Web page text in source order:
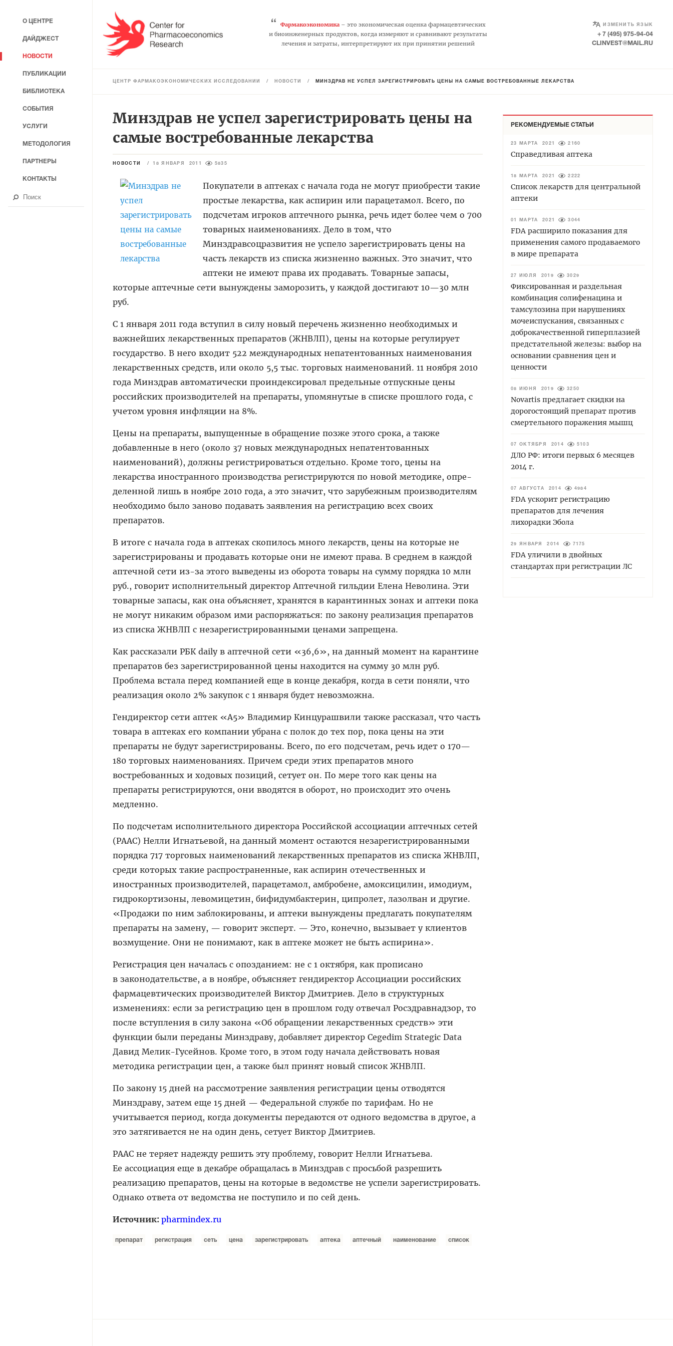
“ Фармакоэкономика– это экономическая оценка фармацевтических
и биоинженерных продуктов, когда измеряют и сравнивают результаты
лечения и затраты, интерпретируют их при принятии решений
ИЗМЕНИТЬ ЯЗЫК
SELECT LANGUAGE
+ 7 (495) 975-94-04
CLINVEST@MAIL.RU
ЦЕНТР ФАРМАКОЭКОНОМИЧЕСКИХ ИССЛЕДОВАНИЙ / НОВОСТИ / МИНЗДРАВ НЕ УСПЕЛ ЗАРЕГИСТРИРОВАТЬ ЦЕНЫ НА САМЫЕ ВОСТРЕБОВАННЫЕ ЛЕКАРСТВА
Минздрав не успел зарегистрировать цены на
самые востребованные лекарства
НОВОСТИ / 18 ЯНВАРЯ 2011 5835
Покупатели в аптеках с начала года не могут приобрести такие
простые лекарства, как аспирин или парацетамол. Всего, по
подсчетам игроков аптечного рынка, речь идет более чем о 700
товарных наименованиях. Дело в том, что
Минздравсоцразвития не успело зарегистрировать цены на
часть лекарств из списка жизненно важных. Это значит, что
аптеки не имеют права их продавать. Товарные запасы,
которые аптечные сети вынуждены заморозить, у каждой достигают 10—30 млн
руб.
С 1 января 2011 года вступил в силу новый перечень жизненно необходимых и
важнейших лекарственных препаратов (ЖНВЛП), цены на которые регулирует
государство. В него входит 522 международных непатентованных наименования
лекарственных средств, или около 5,5 тыс. торговых наименований. 11 ноября 2010
года Минздрав автоматически проиндексировал предельные отпускные цены
российских производителей на препараты, упомянутые в списке прошлого года, с
учетом уровня инфляции на 8%.
Цены на препараты, выпущенные в обращение позже этого срока, а также
добавленные в него (около 37 новых международных непатентованных
наименований), должны регистрироваться отдельно. Кроме того, цены на
лекарства иностранного производства регистрируются по новой методике, опре­
деленной лишь в ноябре 2010 года, а это значит, что зарубежным производителям
необходимо было заново подавать заявления на регистрацию всех своих
препаратов.
В итоге с начала года в аптеках скопилось много лекарств, цены на которые не
зарегистрированы и продавать которые они не имеют права. В среднем в каждой
аптечной сети из-за этого выведены из оборота товары на сумму порядка 10 млн
руб., говорит исполнительный директор Аптечной гильдии Елена Неволина. Эти
товарные запасы, как она объясняет, хранятся в карантинных зонах и аптеки пока
не могут никаким образом ими распоряжаться: по закону реализация препаратов
из списка ЖНВЛП с незарегистрированными ценами запрещена.
Как рассказали РБК daily в аптечной сети «36,6», на данный момент на карантине
препаратов без зарегистрированной цены находится на сумму 30 млн руб.
Проблема встала перед компанией еще в конце декабря, когда в сети поняли, что
реализация около 2% закупок с 1 января будет невозможна.
Гендиректор сети аптек «А5» Владимир Кинцурашвили также рассказал, что часть
товара в аптеках его компании убрана с полок до тех пор, пока цены на эти
препараты не будут зарегистрированы. Всего, по его подсчетам, речь идет о 170—
180 торговых наименованиях. Причем среди этих препаратов много
востребованных и ходовых позиций, сетует он. По мере того как цены на
препараты регистрируются, они вводятся в оборот, но происходит это очень
медленно.
По подсчетам исполнительного директора Российской ассоциации аптечных сетей
(РААС) Нелли Игнатьевой, на данный момент остаются незарегистрированными
порядка 717 торговых наименований лекарственных препаратов из списка ЖНВЛП,
среди которых такие распространенные, как аспирин отечественных и
иностранных производителей, парацетамол, амбробене, амоксицилин, имодиум,
гидрокортизоны, левомицетин, бифидумбактерин, ципролет, лазол­ван и другие.
«Продажи по ним заблокированы, и аптеки вынуждены предлагать покупателям
препараты на замену, — говорит эксперт. — Это, конечно, вызывает у клиентов
возмущение. Они не понимают, как в аптеке может не быть аспирина».
Регистрация цен началась с опозданием: не с 1 октября, как прописано
в законодательстве, а в ноябре, объясняет гендиректор Ассоциации россий­ских
фармацевтических производителей Виктор Дмитриев. Дело в структурных
изменениях: если за регистрацию цен в прошлом году отвечал Росздравнадзор, то
после вступления в силу закона «Об обращении лекарственных средств» эти
функции были переданы Минздраву, добавляет директор Cegedim Strategic Data
Давид Мелик-Гусейнов. Кроме того, в этом году начала действовать новая
методика регистрации цен, а также был принят новый список ЖНВЛП.
По закону 15 дней на рассмотрение заявления регистрации цены отводятся
Минздраву, затем еще 15 дней — Федеральной службе по тарифам. Но не
учитывается период, когда документы передаются от одного ведомства в другое, а
это затягивается не на один день, сетует Виктор Дмитриев.
РААС не теряет надежду решить эту проблему, говорит Нелли Игнатьева.
Ее ассоциация еще в декабре обращалась в Минздрав с просьбой разрешить
реализацию препаратов, цены на которые в ведомстве не успели зарегистрировать.
Однако ответа от ведомства не поступило и по сей день.
Источник: pharmindex.ru
препарат регистрация сеть цена зарегистрировать аптека аптечный наименование список
РЕКОМЕНДУЕМЫЕ СТАТЬИ
23 МАРТА 2021 2160
Справедливая аптека
18 МАРТА 2021 2222
Список лекарств для центральной
аптеки
01 МАРТА 2021 3044
FDA расширило показания для
применения самого продаваемого
в мире препарата
27 ИЮЛЯ 2019 3029
Фиксированная и раздельная
комбинация солифенацина и
тамсулозина при нарушениях
мочеиспускания, связанных с
доброкачественной гиперплазией
предстательной железы: выбор на
основании сравнения цен и
ценности
08 ИЮНЯ 2019 3250
Novartis предлагает скидки на
дорогостоящий препарат против
смертельного поражения мышц
07 ОКТЯБРЯ 2014 5103
ДЛО РФ: итоги первых 6 месяцев
2014 г.
07 АВГУСТА 2014 4984
FDA ускорит регистрацию
препаратов для лечения
лихорадки Эбола
29 ЯНВАРЯ 2014 7175
FDA уличили в двойных
стандартах при регистрации ЛС
О ЦЕНТРЕ
ДАЙДЖЕСТ
НОВОСТИ
ПУБЛИКАЦИИ
БИБЛИОТЕКА
СОБЫТИЯ
УСЛУГИ
МЕТОДОЛОГИЯ
ПАРТНЕРЫ
КОНТАКТЫ